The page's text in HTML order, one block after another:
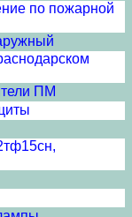
по пожарной
ПМ